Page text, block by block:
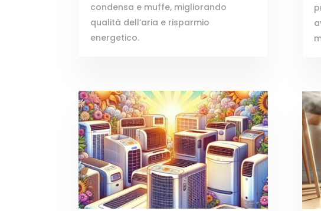
condensa e muffe, migliorando
qualità dell’aria e risparmio
energetico.